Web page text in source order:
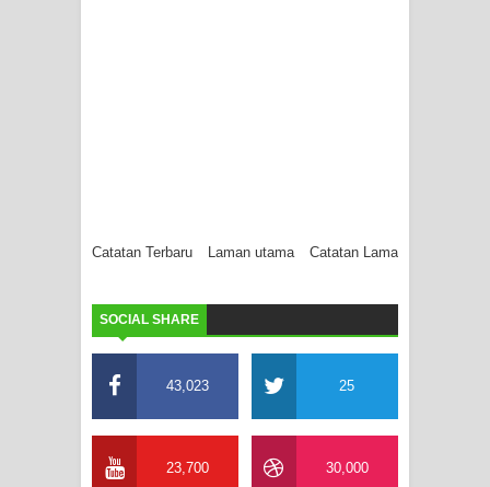
Catatan Terbaru Catatan Lama
Laman utama
SOCIAL SHARE
43,023 25
23,700 30,000